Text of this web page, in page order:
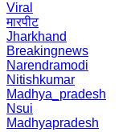
Viral
मारपीट
Jharkhand
Breakingnews
Narendramodi
Nitishkumar
Madhya_pradesh
Nsui
Madhyapradesh